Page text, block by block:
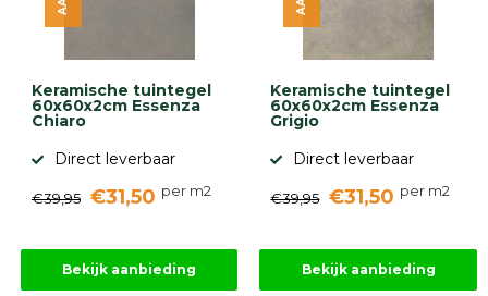
Keramische tuintegel
60x60x2cm Essenza
Chiaro
Direct leverbaar
€39,95 €31,50 per m2
Bekijk aanbieding
Keramische tuintegel
60x60x2cm Essenza
Grigio
Direct leverbaar
€39,95 €31,50 per m2
Bekijk aanbieding